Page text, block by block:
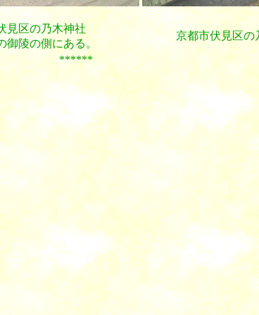
見区の乃木神社
御陵の側にある。
京都市伏見区の
******